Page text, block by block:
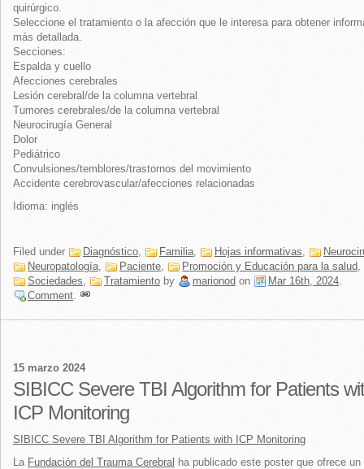
quirúrgico.
Seleccione el tratamiento o la afección que le interesa para obtener
más detallada.
Secciones:
Espalda y cuello
Afecciones cerebrales
Lesión cerebral/de la columna vertebral
Tumores cerebrales/de la columna vertebral
Neurocirugía General
Dolor
Pediátrico
Convulsiones/temblores/trastornos del movimiento
Accidente cerebrovascular/afecciones relacionadas
Idioma: inglés
Filed under Diagnóstico, Familia, Hojas informativas,
Neuropatología, Paciente, Promoción y Educación para la salud,
Sociedades, Tratamiento by marionod on Mar 16th, 2024.
Comment.
15 marzo 2024
SIBICC Severe TBI Algorithm for Patients
ICP Monitoring
SIBICC Severe TBI Algorithm for Patients with ICP Monitoring
La Fundación del Trauma Cerebral ha publicado este poster que ofrece un